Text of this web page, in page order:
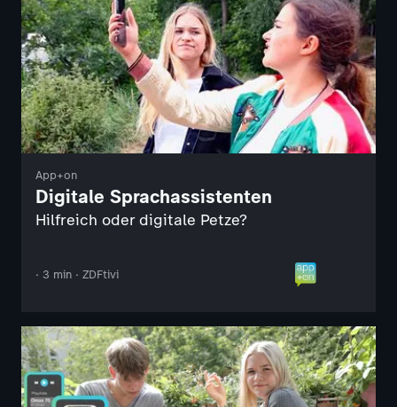
App+on
Digitale Sprachassistenten
Hilfreich oder digitale Petze?
· 3 min · ZDFtivi